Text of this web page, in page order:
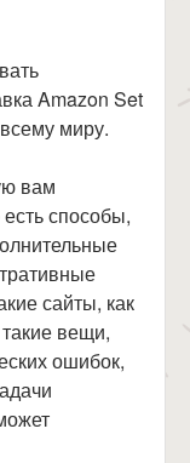
Amazon Set
миру.
вам
способы,
сайты, как
вещи,
ошибок,